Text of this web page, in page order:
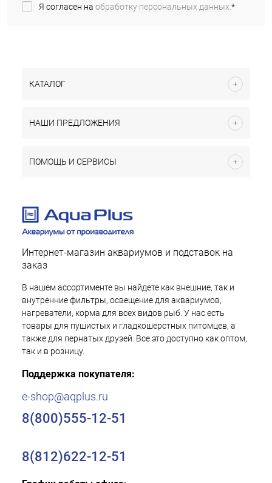
Я согласен на обработку персональных данных.*
КАТАЛОГ
НАШИ ПРЕДЛОЖЕНИЯ
ПОМОЩЬ И СЕРВИСЫ
Интернет-магазин аквариумов и подставок на
заказ
В нашем ассортименте вы найдете как внешние, так и
внутренние фильтры, освещение для аквариумов,
нагреватели, корма для всех видов рыб. У нас есть
товары для пушистых и гладкошерстных питомцев, а
также для пернатых друзей. Все это доступно как оптом,
так и в розницу.
Поддержка покупателя:
e-shop@aqplus.ru
8(800)555-12-51
8(812)622-12-51